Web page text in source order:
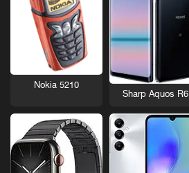
Sharp Aquos R6
Nokia 5210